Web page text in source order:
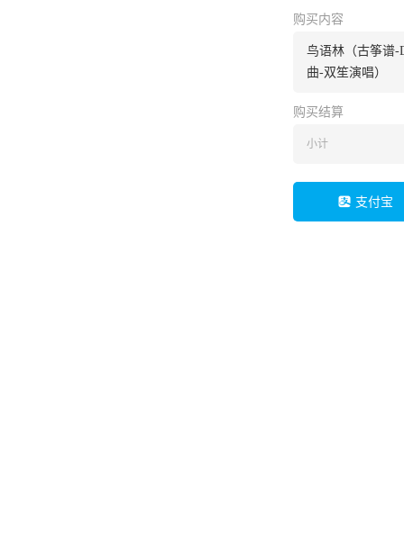
购买内容
鸟语林（古筝谱-
曲-双笙演唱）
购买结算
小计
支付宝